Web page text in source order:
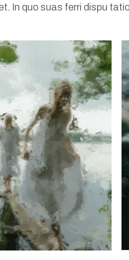
In quo suas ferri dispu